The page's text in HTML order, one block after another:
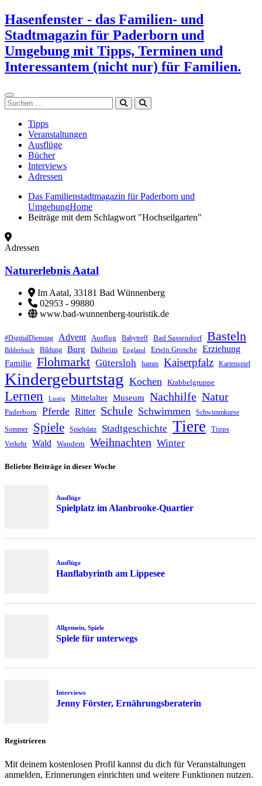
Zum
Inhalt
springen
Hasenfenster - das Familien- und
Stadtmagazin für Paderborn und
Umgebung mit Tipps, Terminen und
Interessantem (nicht nur) für Familien.
Suchen
Tipps
Veranstaltungen
Ausflüge
Bücher
Interviews
Adressen
Das Familienstadtmagazin für Paderborn und
UmgebungHome
Beiträge mit dem Schlagwort "Hochseilgarten"
Adressen
Naturerlebnis Aatal
Im Aatal, 33181 Bad Wünnenberg
02953 - 99880
www.bad-wunnenberg-touristik.de
#DigitialDienstag Advent Ausflug Babytreff Bad Sassendorf Basteln
Bilderbuch Bildung Burg Dalheim England Erwin Grosche Erziehung
Familie Flohmarkt Gütersloh hamm Kaiserpfalz Kartenspiel
Kindergeburtstag Kochen Krabbelgruppe
Lernen Lustig Mittelalter Museum Nachhilfe Natur
Paderborn Pferde Ritter Schule Schwimmen Schwimmkurse
Sommer Spiele Spielplatz Stadtgeschichte Tiere Tipps
Verkehr Wald Wandern Weihnachten Winter
Beliebte Beiträge in dieser Woche
Ausflüge
Spielplatz im Alanbrooke-Quartier
Ausflüge
Hanflabyrinth am Lippesee
Allgemein, Spiele
Spiele für unterwegs
Interviews
Jenny Förster, Ernährungsberaterin
Registrieren
Mit deinem kostenlosen Profil kannst du dich für Veranstaltungen
anmelden, Erinnerungen einrichten und weitere Funktionen nutzen.